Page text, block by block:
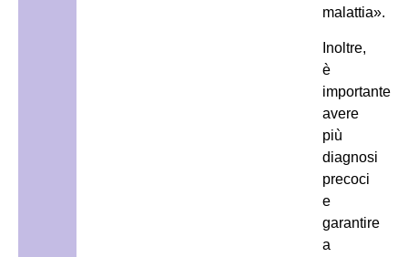
malattia».
Inoltre,
è
importante
avere
più
diagnosi
precoci
e
garantire
a